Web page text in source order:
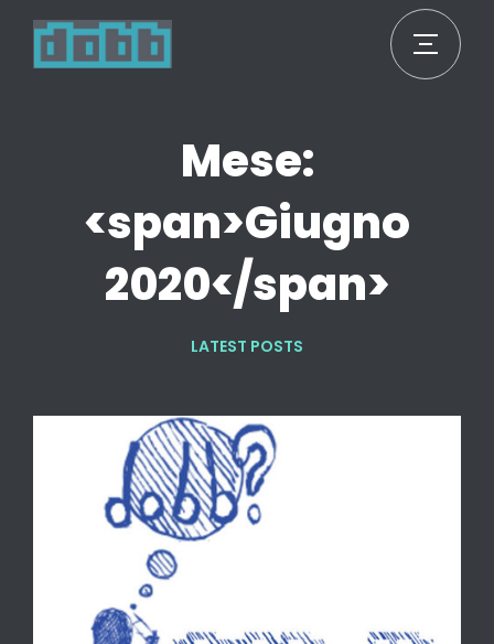
Mese:
<span>Giugno
2020</span>
LATEST POSTS